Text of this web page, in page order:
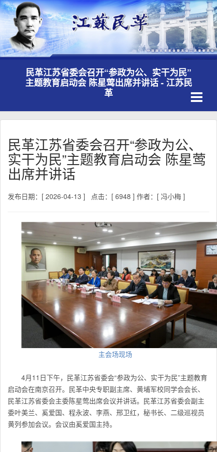
民革江苏省委会召开“参政为公、实干为民”
主题教育启动会 陈星莺出席并讲话 - 江苏民
革
Toggle
民革江苏省委会召开“参政为公、
实干为民”主题教育启动会 陈星莺
出席并讲话
发布日期：[ 2026-04-13 ] 点击：[ 6948 ] 作者：[ 冯小梅 ]
主会场现场
4月11日下午，民革江苏省委会“参政为公、实干为民”主题教育
启动会在南京召开。民革中央专职副主席、黄埔军校同学会会长、
民革江苏省委会主委陈星莺出席会议并讲话。民革江苏省委会副主
委叶美兰、奚爱国、程永波、李燕、邢卫红，秘书长、二级巡视员
黄列参加会议。会议由奚爱国主持。